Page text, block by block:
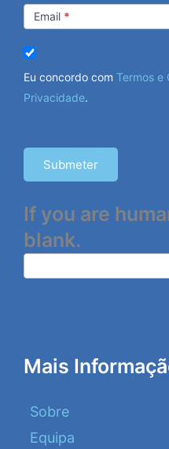
Email *
Eu concordo com Termos e
Privacidade.
Submeter
If you are
blank.
Mais
Sobre
Equipa